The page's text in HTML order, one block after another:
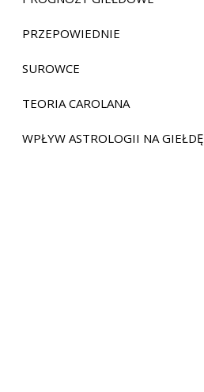
PRZEPOWIEDNIE
SUROWCE
TEORIA CAROLANA
WPŁYW ASTROLOGII NA GIEŁDĘ